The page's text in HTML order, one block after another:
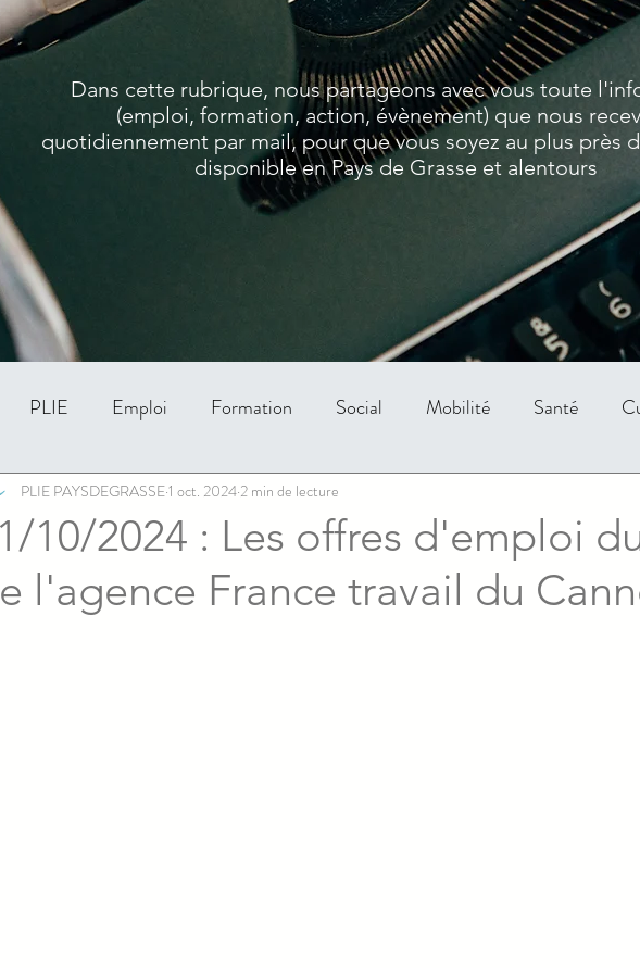
Dans cette rubrique, nous partageons avec vous toute
(emploi, formation, action, évènement) que nous
quotidiennement par mail, pour que vous soyez au plus près
disponible en Pays de Grasse et alentours
PLIE Emploi Formation Social Mobilité Santé
10/2024 : Les offres d'emploi
l'agence France travail du
PLIE PAYSDEGRASSE1 oct. 2024 2 min de lecture